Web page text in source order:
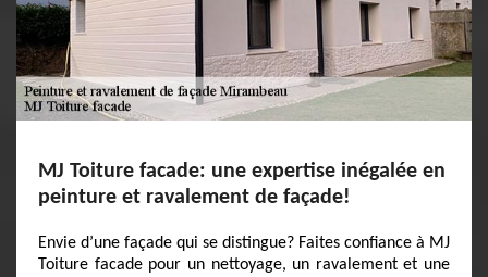
MJ Toiture facade: une expertise inégalée en
peinture et ravalement de façade!
Envie d’une façade qui se distingue? Faites confiance à MJ
Toiture facade pour un nettoyage, un ravalement et une